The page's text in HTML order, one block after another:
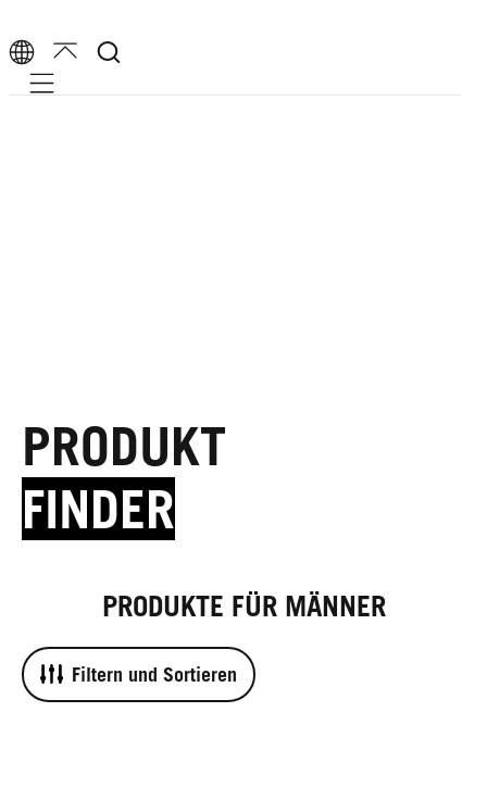
Mobile navigation
PRODUKT
FINDER
PRODUKTE FÜR MÄNNER
Filtern und Sortieren